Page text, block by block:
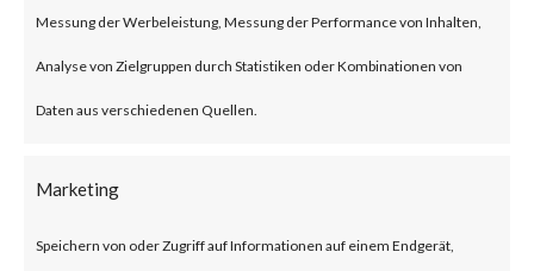
Messung der Werbeleistung, Messung der Performance von Inhalten,
Analyse von Zielgruppen durch Statistiken oder Kombinationen von
Daten aus verschiedenen Quellen.
Marketing
Speichern von oder Zugriff auf Informationen auf einem Endgerät,
root access via a POST request.
The issue has been assigned
CVE-2023-1389. The
score of 8.8 and is rated HIGH.